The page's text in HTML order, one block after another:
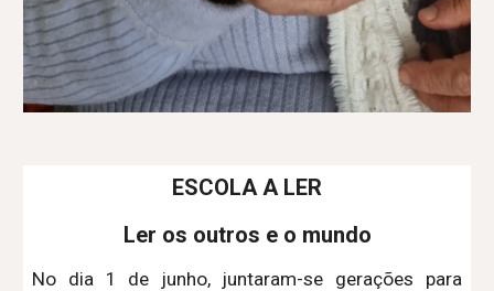
ESCOLA A LER
Ler os outros e o mundo
No dia 1 de junho, juntaram-se gerações para